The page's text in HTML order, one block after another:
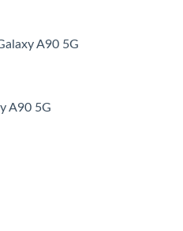
A90 5G
A90 5G